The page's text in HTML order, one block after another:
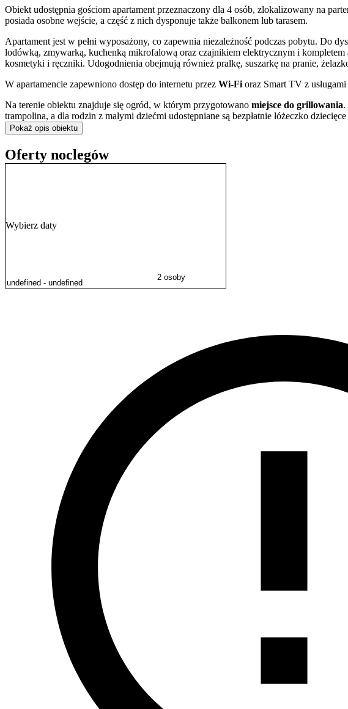
Obiekt udostępnia gościom apartament przeznaczony dla 4 osób, zlokalizowany na
posiada osobne wejście, a część z nich dysponuje także balkonem lub tarasem.
Apartament jest w pełni wyposażony, co zapewnia niezależność podczas pobytu. Do
lodówką, zmywarką, kuchenką mikrofalową oraz czajnikiem elektrycznym i kompletem
kosmetyki i ręczniki. Udogodnienia obejmują również pralkę, suszarkę na pranie,
W apartamencie zapewniono dostęp do internetu przez Wi-Fi oraz Smart TV z
Na terenie obiektu znajduje się ogród, w którym przygotowano miejsce do grillowania.
trampolina, a dla rodzin z małymi dziećmi udostępniane są bezpłatnie łóżeczko
Goście podróżujący samochodem mogą skorzystać z bezpłatnego,
potrzeb osób z niepełnosprawnościami.
Pokaż opis obiektu
Oferty noclegów
Wybierz daty
2 osoby